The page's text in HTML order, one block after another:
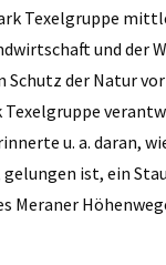
Texelgruppe
und der
der Natur
u. a. daran,
ist, ein
Meraner